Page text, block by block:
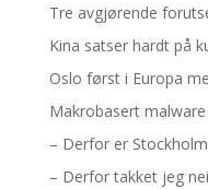
Tre avgjørende
Kina satser hardt på
Oslo først i Europa
Makrobasert
– Derfor er
– Derfor takket jeg